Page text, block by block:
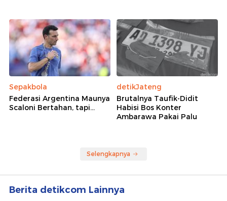
Sepakbola
Federasi Argentina Maunya
Scaloni Bertahan, tapi...
detikJateng
Brutalnya Taufik-Didit
Habisi Bos Konter
Ambarawa Pakai Palu
Selengkapnya
Berita detikcom Lainnya